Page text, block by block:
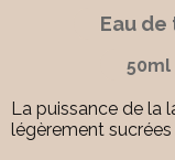
Eau
50ml
La puissance de la
légèrement sucrées